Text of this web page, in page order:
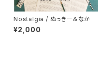
Nostalgia / ぬっきー＆なか
¥2,000